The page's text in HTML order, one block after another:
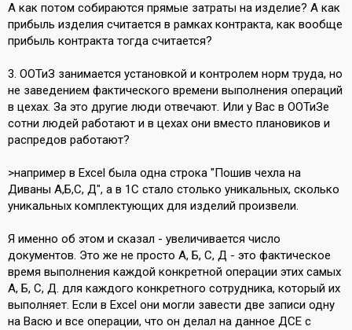
А как потом собираются прямые затраты на изделие? А как
прибыль изделия считается в рамках контракта, как вообще
прибыль контракта тогда считается?
3. ООТиЗ занимается установкой и контролем норм труда, но
не заведением фактического времени выполнения операций
в цехах. За это другие люди отвечают. Или у Вас в ООТиЗе
сотни людей работают и в цехах они вместо плановиков и
распредов работают?
>например в Excel была одна строка "Пошив чехла на
Диваны А,Б,С, Д", а в 1С стало столько уникальных, сколько
уникальных комплектующих для изделий произвели.
Я именно об этом и сказал - увеличивается число
документов. Это же не просто А, Б, С, Д - это фактическое
время выполнения каждой конкретной операции этих самых
А, Б, С, Д. для каждого конкретного сотрудника, который их
выполняет. Если в Excel они могли завести две записи одну
на Васю и все операции, что он делал на данное ДСЕ с